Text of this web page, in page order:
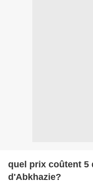
quel prix coûtent 5
d'Abkhazie?